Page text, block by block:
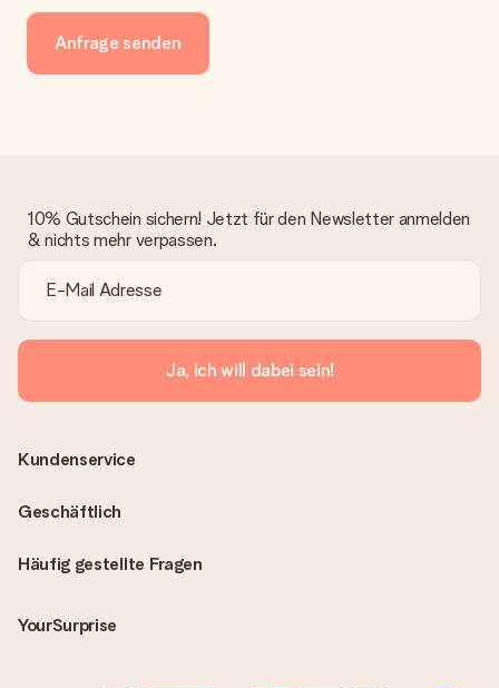
Anfrage senden
10% Gutschein sichern! Jetzt für den Newsletter anmelden
& nichts mehr verpassen.
Ja, ich will dabei sein!
Häufig gestellte Fragen
YourSurprise
Kundenservice
Geschäftlich